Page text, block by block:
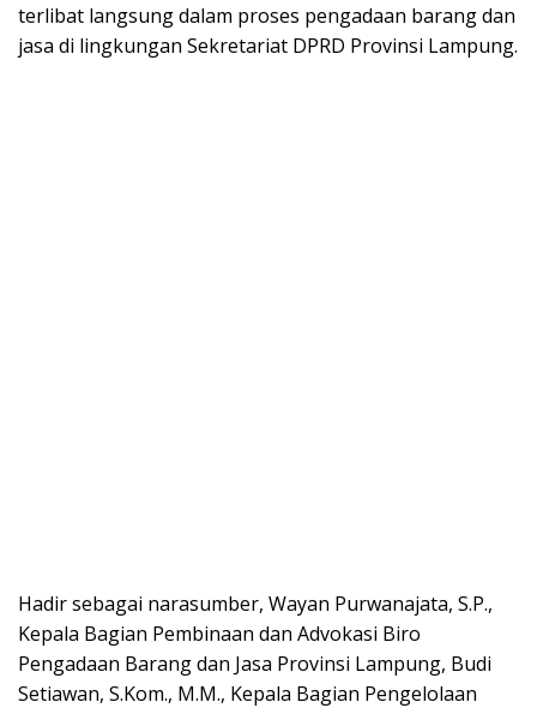
terlibat langsung dalam proses pengadaan barang dan
jasa di lingkungan Sekretariat DPRD Provinsi Lampung.
Hadir sebagai narasumber, Wayan Purwanajata, S.P.,
Kepala Bagian Pembinaan dan Advokasi Biro
Pengadaan Barang dan Jasa Provinsi Lampung, Budi
Setiawan, S.Kom., M.M., Kepala Bagian Pengelolaan